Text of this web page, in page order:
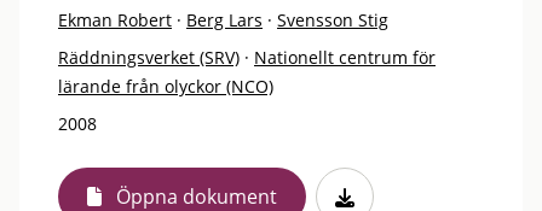
Ekman Robert · Berg Lars · Svensson Stig
Räddningsverket (SRV) · Nationellt centrum för
lärande från olyckor (NCO)
2008
Öppna dokument